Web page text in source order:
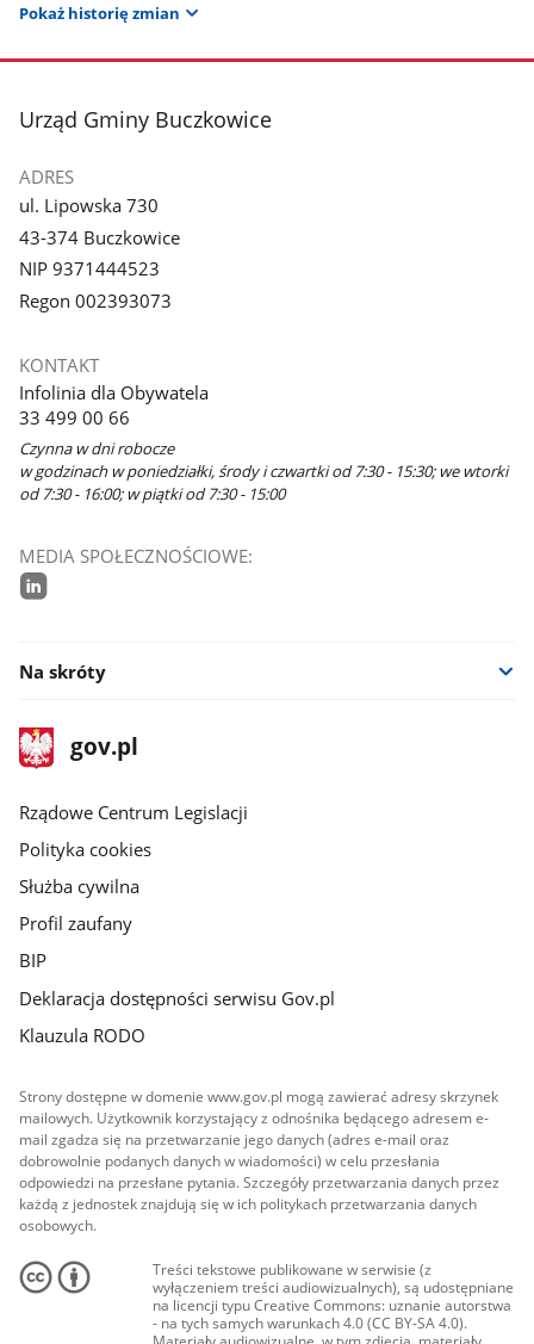
Pokaż historię zmian
stopka
Urząd Gminy Buczkowice
ADRES
ul. Lipowska 730
43-374 Buczkowice
NIP 9371444523
Regon 002393073
KONTAKT
Infolinia dla Obywatela
33 499 00 66
Czynna w dni robocze
w godzinach w poniedziałki, środy i czwartki od 7:30 - 15:30; we wtorki
od 7:30 - 16:00; w piątki od 7:30 - 15:00
MEDIA SPOŁECZNOŚCIOWE:
Na skróty
stopka
gov.plStrona
gov.pl
Rządowe Centrum Legislacji
Polityka cookies
Służba cywilna
Profil zaufany
BIP
Deklaracja dostępności serwisu Gov.pl
Klauzula RODO
Strony dostępne w domenie www.gov.pl mogą zawierać adresy skrzynek
mailowych. Użytkownik korzystający z odnośnika będącego adresem e-
mail zgadza się na przetwarzanie jego danych (adres e-mail oraz
dobrowolnie podanych danych w wiadomości) w celu przesłania
odpowiedzi na przesłane pytania. Szczegóły przetwarzania danych przez
każdą z jednostek znajdują się w ich politykach przetwarzania danych
osobowych.
Treści tekstowe publikowane w serwisie (z
wyłączeniem treści audiowizualnych), są udostępniane
na licencji typu Creative Commons: uznanie autorstwa
- na tych samych warunkach 4.0 (CC BY-SA 4.0).